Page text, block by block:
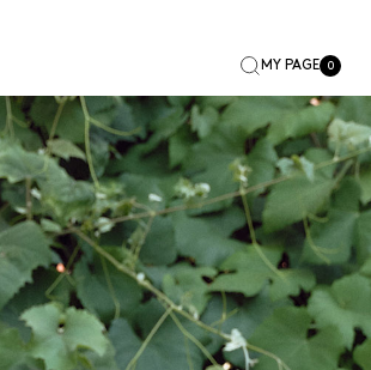
MY PAGE 0